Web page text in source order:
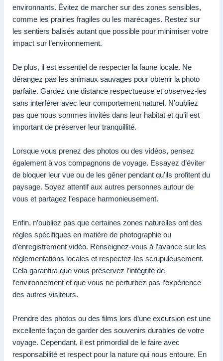
environnants. Évitez de marcher sur des zones sensibles,
comme les prairies fragiles ou les marécages. Restez sur
les sentiers balisés autant que possible pour minimiser votre
impact sur l’environnement.
De plus, il est essentiel de respecter la faune locale. Ne
dérangez pas les animaux sauvages pour obtenir la photo
parfaite. Gardez une distance respectueuse et observez-les
sans interférer avec leur comportement naturel. N’oubliez
pas que nous sommes invités dans leur habitat et qu’il est
important de préserver leur tranquillité.
Lorsque vous prenez des photos ou des vidéos, pensez
également à vos compagnons de voyage. Essayez d’éviter
de bloquer leur vue ou de les gêner pendant qu’ils profitent du
paysage. Soyez attentif aux autres personnes autour de
vous et partagez l’espace harmonieusement.
Enfin, n’oubliez pas que certaines zones naturelles ont des
règles spécifiques en matière de photographie ou
d’enregistrement vidéo. Renseignez-vous à l’avance sur les
réglementations locales et respectez-les scrupuleusement.
Cela garantira que vous préservez l’intégrité de
l’environnement et que vous ne perturbez pas l’expérience
des autres visiteurs.
Prendre des photos ou des films lors d’une excursion est une
excellente façon de garder des souvenirs durables de votre
voyage. Cependant, il est primordial de le faire avec
responsabilité et respect pour la nature qui nous entoure. En